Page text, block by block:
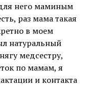
него маминым
раз мама такая
в моем
натуральный
медсестру,
по мамам, я
и контакта